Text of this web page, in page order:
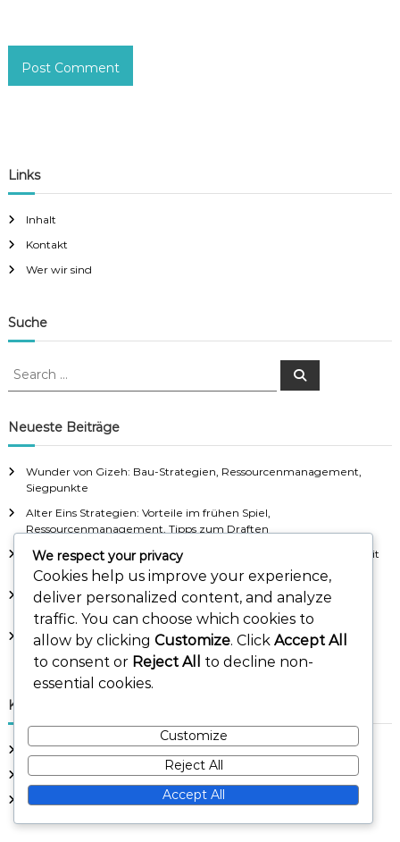
Links
Inhalt
Kontakt
Wer wir sind
Suche
S
r
c
f
r
S
Neueste Beiträge
Wunder von Gizeh: Bau-Strategien, Ressourcenmanagement,
Siegpunkte
Alter Eins Strategien: Vorteile im frühen Spiel,
Ressourcenmanagement, Tipps zum Draften
Leaders Modul Strategien: Optimale Führerauswahl, Synergie mit
Wundern
Alter Drei Karten Drafting: Fortgeschrittene Taktiken,
Punktemaximierung, Integration von Anführern
Wunder von Olympia: Militärtaktiken, Karten-Synergien,
Altersvorteile
Kategorien
Erklärungen zu Erweiterungsmodulen
Kartenauswahl-Bäume
We respect your privacy
Cookies help us improve your experience,
deliver personalized content, and analyze
traffic. You can choose which cookies to
allow by clicking Customize. Click Accept All
to consent or Reject All
to decline non-
essential cookies.
Customize
Reject All
Accept All